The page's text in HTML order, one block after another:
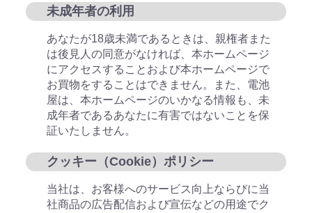
未成年者の利用
あなたが18歳未満であるときは、親権者また
は後見人の同意がなければ、本ホームページ
にアクセスすることおよび本ホームページで
お買物をすることはできません。また、電池
屋は、本ホームページのいかなる情報も、未
成年者であるあなたに有害ではないことを保
証いたしません。
クッキー（Cookie）ポリシー
当社は、お客様へのサービス向上ならびに当
社商品の広告配信および宣伝などの用途でク